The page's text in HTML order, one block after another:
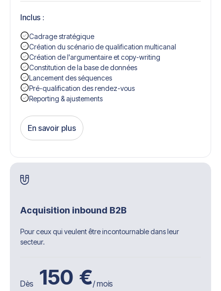
Inclus :
Cadrage stratégique
Création du scénario de qualification multicanal
Création de l'argumentaire et copy-writing
Constitution de la base de données
Lancement des séquences
Pré-qualification des rendez-vous
Reporting & ajustements
En savoir plus
Get Started
Acquisition inbound B2B
Pour ceux qui veulent être incontournable dans leur
secteur.
Dès 150 €/ mois